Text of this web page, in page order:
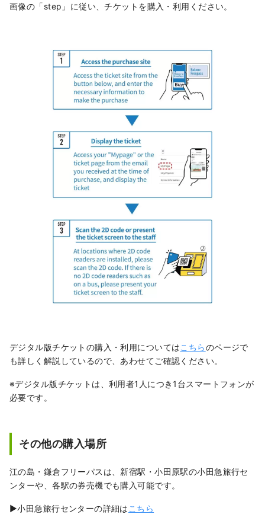
画像の「step」に従い、チケットを購入・利用ください。
デジタル版チケットの購入・利用についてはこちらのページで
も詳しく解説しているので、あわせてご確認ください。
※デジタル版チケットは、利用者1人につき1台スマートフォンが
必要です。
その他の購入場所
江の島・鎌倉フリーパスは、新宿駅・小田原駅の小田急旅行セ
ンターや、各駅の券売機でも購入可能です。
▶小田急旅行センターの詳細は こちら